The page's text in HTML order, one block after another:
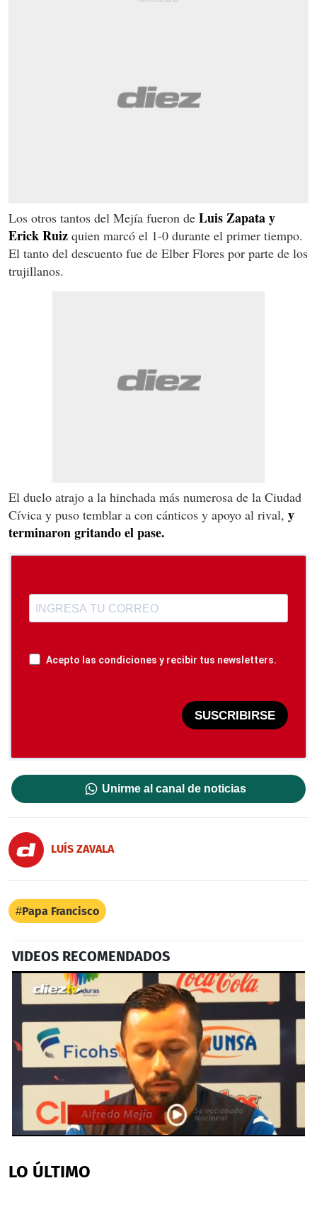
Los otros tantos del Mejía fueron de Luis Zapata y
Erick Ruiz quien marcó el 1-0 durante el primer tiempo.
El tanto del descuento fue de Elber Flores por parte de los
trujillanos.
El duelo atrajo a la hinchada más numerosa de la Ciudad
Cívica y puso temblar a con cánticos y apoyo al rival, y
terminaron gritando el pase.
Acepto las condiciones y recibir tus newsletters.
SUSCRIBIRSE
Unirme al canal de noticias
LUÍS ZAVALA
Papa Francisco
VIDEOS RECOMENDADOS
of
2
LO ÚLTIMO